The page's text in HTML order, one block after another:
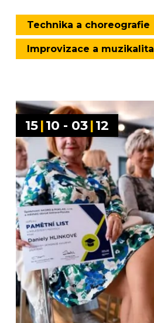
Technika a choreografie
Improvizace a muzikalita
15 |10 - 03 |12